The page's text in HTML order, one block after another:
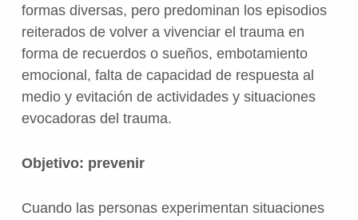
formas diversas, pero predominan los episodios
reiterados de volver a vivenciar el trauma en
forma de recuerdos o sueños, embotamiento
emocional, falta de capacidad de respuesta al
medio y evitación de actividades y situaciones
evocadoras del trauma.
Objetivo: prevenir
Cuando las personas experimentan situaciones